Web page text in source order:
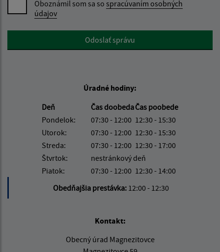
Oboznámil som sa so spracúvaním osobných
údajov
Google reCaptcha ResponseOdoslať správu
Úradné hodiny:
Deň
Čas doobedaČas poobede
Pondelok:
07:30 - 12:00 12:30 - 15:30
Utorok:
07:30 - 12:00 12:30 - 15:30
Streda:
07:30 - 12:00 12:30 - 17:00
Štvrtok:
nestránkový deň
Piatok:
07:30 - 12:00 12:30 - 14:00
Obedňajšia prestávka: 12:00 - 12:30
Kontakt:
Obecný úrad Magnezitovce